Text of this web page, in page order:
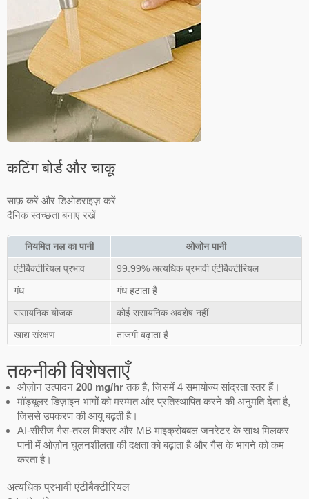
कटिंग बोर्ड और चाकू
साफ़ करें और डिओडराइज़ करें
दैनिक स्वच्छता बनाए रखें
नियमित नल का पानी
ओजोन पानी
एंटीबैक्टीरियल प्रभाव
99.99% अत्यधिक प्रभावी एंटीबैक्टीरियल
गंध
गंध हटाता है
रासायनिक योजक
कोई रासायनिक अवशेष नहीं
खाद्य संरक्षण
ताजगी बढ़ाता है
तकनीकी विशेषताएँ
ओज़ोन उत्पादन 200 mg/hr तक है, जिसमें 4 समायोज्य सांद्रता स्तर हैं।
मॉड्यूलर डिज़ाइन भागों को मरम्मत और प्रतिस्थापित करने की अनुमति देता है,
जिससे उपकरण की आयु बढ़ती है।
AI-सीरीज गैस-तरल मिक्सर और MB माइक्रोबबल जनरेटर के साथ मिलकर
पानी में ओज़ोन घुलनशीलता की दक्षता को बढ़ाता है और गैस के भागने को कम
करता है।
अत्यधिक प्रभावी एंटीबैक्टीरियल